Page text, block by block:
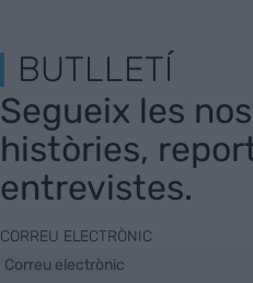
BUTLLETÍ
Segueix les
històries,
entrevistes.
CORREU ELECTRÒNIC